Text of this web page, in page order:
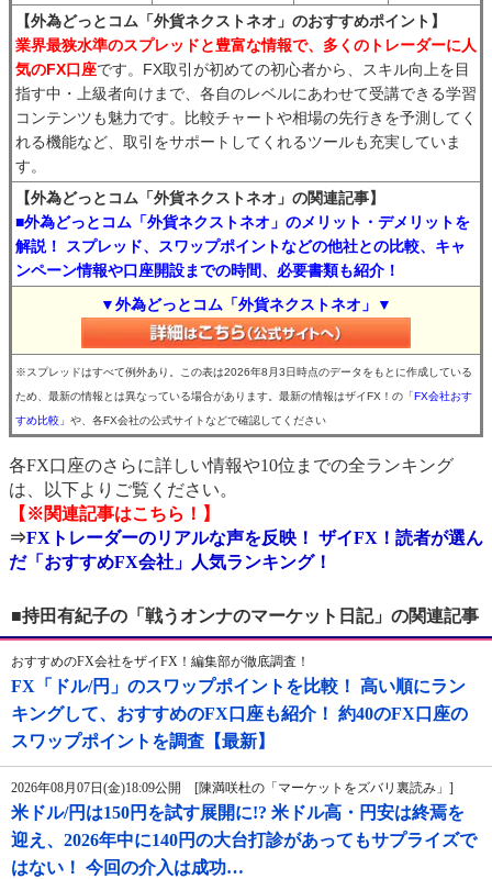
【外為どっとコム「外貨ネクストネオ」のおすすめポイント】
業界最狭水準のスプレッドと豊富な情報で、多くのトレーダーに人
気のFX口座です。FX取引が初めての初心者から、スキル向上を目
指す中・上級者向けまで、各自のレベルにあわせて受講できる学習
コンテンツも魅力です。比較チャートや相場の先行きを予測してく
れる機能など、取引をサポートしてくれるツールも充実していま
す。
【外為どっとコム「外貨ネクストネオ」の関連記事】
■外為どっとコム「外貨ネクストネオ」のメリット・デメリットを
解説！ スプレッド、スワップポイントなどの他社との比較、キャ
ンペーン情報や口座開設までの時間、必要書類も紹介！
▼外為どっとコム「外貨ネクストネオ」▼
※スプレッドはすべて例外あり。この表は2026年8月3日時点のデータをもとに作成している
ため、最新の情報とは異なっている場合があります。最新の情報はザイFX！の 「FX会社おす
すめ比較」 や、各FX会社の公式サイトなどで確認してください
各FX口座のさらに詳しい情報や10位までの全ランキング
は、以下よりご覧ください。
【※関連記事はこちら！】
⇒FXトレーダーのリアルな声を反映！ ザイFX！読者が選ん
だ「おすすめFX会社」人気ランキング！
■持田有紀子の「戦うオンナのマーケット日記」の関連記事
おすすめのFX会社をザイFX！編集部が徹底調査！
FX「ドル/円」のスワップポイントを比較！ 高い順にラン
キングして、おすすめのFX口座も紹介！ 約40のFX口座の
スワップポイントを調査【最新】
2026年08月07日(金)18:09公開 [陳満咲杜の「マーケットをズバリ裏読み」]
米ドル/円は150円を試す展開に!? 米ドル高・円安は終焉を
迎え、2026年中に140円の大台打診があってもサプライズで
はない！ 今回の介入は成功…